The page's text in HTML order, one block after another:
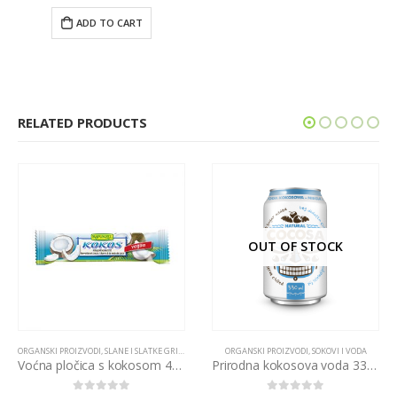
ADD TO CART
RELATED PRODUCTS
ORGANSKI PROIZVODI,SLANE I SLATKE GRICKALICE
Voćna pločica s kokosom 40g
OUT OF STOCK
ORGANSKI PROIZVODI,SOKOVI I VODA
Prirodna kokosova voda 330ml